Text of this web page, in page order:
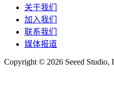
关于我们
加入我们
联系我们
媒体报道
Copyright © 2026 Seeed Studio,